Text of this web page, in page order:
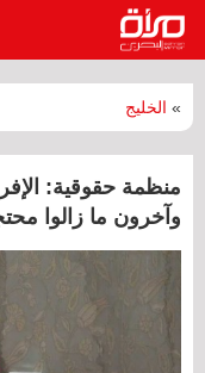
» الخليج
منظمة حقوقية:
وآخرون ما‭ ‬زالوا محتجزين